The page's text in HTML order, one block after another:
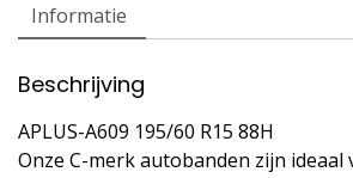
Informatie
Beschrijving
APLUS-A609 195/60 R15 88H
Onze C-merk autobanden zijn